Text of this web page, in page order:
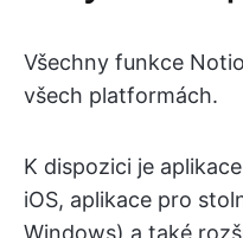
Všechny funkce
všech platformách.
K dispozici je
iOS, aplikace pro
Windows) a také